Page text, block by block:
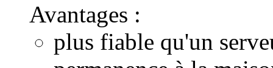
Avantages :
plus fiable qu'un